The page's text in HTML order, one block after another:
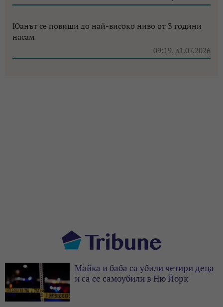
Юанът се повиши до най-високо ниво от 3 години
насам
09:19, 31.07.2026
Майка и баба са убили четири деца
и са се самоубили в Ню Йорк